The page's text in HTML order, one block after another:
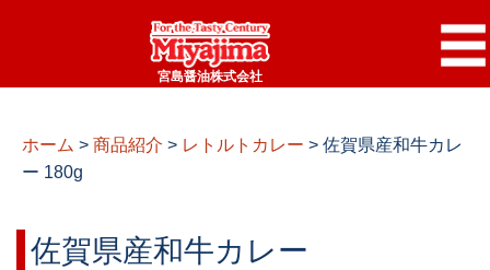
宮島醤油株式会社
ホーム > 商品紹介 > レトルトカレー > 佐賀県産和牛カレ
ー 180g
佐賀県産和牛カレー